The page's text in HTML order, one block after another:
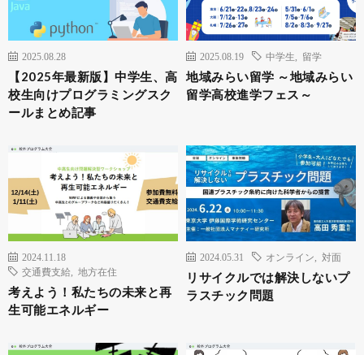
2025.08.28
【2025年最新版】中学生、高
校生向けプログラミングスク
ールまとめ記事
2025.08.19 中学生 留学
地域みらい留学 ～地域みらい
留学高校進学フェス～
2024.11.18
交通費支給
地方在住
考えよう！私たちの未来と再
生可能エネルギー
2024.05.31 オンライン 対面
リサイクルでは解決しないプ
ラスチック問題